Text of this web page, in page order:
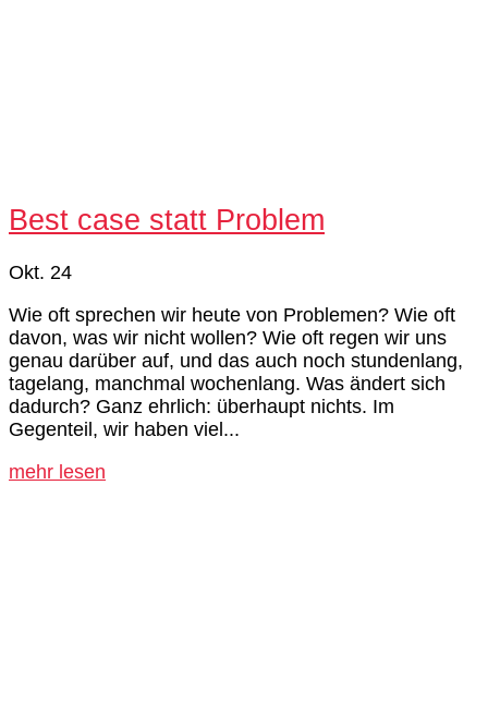
Best case statt Problem
Okt. 24
Wie oft sprechen wir heute von Problemen? Wie oft
davon, was wir nicht wollen? Wie oft regen wir uns
genau darüber auf, und das auch noch stundenlang,
tagelang, manchmal wochenlang. Was ändert sich
dadurch? Ganz ehrlich: überhaupt nichts. Im
Gegenteil, wir haben viel...
mehr lesen